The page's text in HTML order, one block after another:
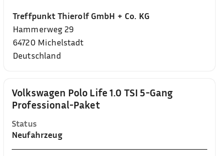
Volkswagen Polo Life 1.0 TSI 5-Gang
Professional-Paket
Status
Neufahrzeug
Treffpunkt Thierolf GmbH + Co. KG
Hammerweg 29
64720 Michelstadt
Deutschland